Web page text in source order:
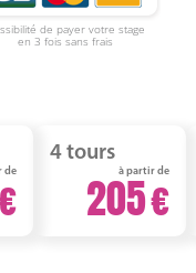
de payer votre stage
en 3 fois sans frais
de
4 tours
à partir de
205